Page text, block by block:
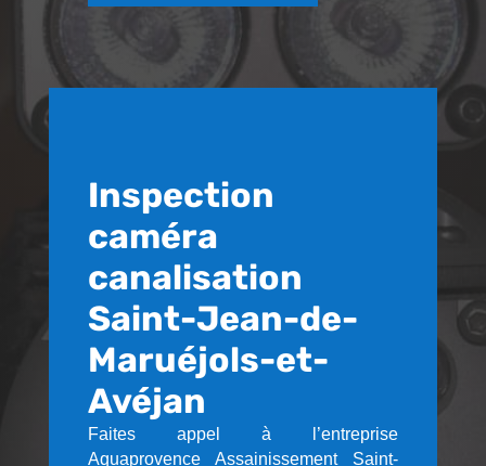
Inspection
caméra
canalisation
Saint-Jean-de-
Maruéjols-et-
Avéjan
Faites appel à l’entreprise
Aquaprovence Assainissement Saint-